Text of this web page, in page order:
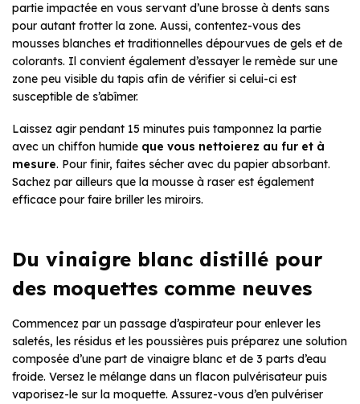
partie impactée en vous servant d’une brosse à dents sans
pour autant frotter la zone. Aussi, contentez-vous des
mousses blanches et traditionnelles dépourvues de gels et de
colorants. Il convient également d’essayer le remède sur une
zone peu visible du tapis afin de vérifier si celui-ci est
susceptible de s’abîmer.
Laissez agir pendant 15 minutes puis tamponnez la partie
avec un chiffon humide que vous nettoierez au fur et à
mesure. Pour finir, faites sécher avec du papier absorbant.
Sachez par ailleurs que la mousse à raser est également
efficace pour faire briller les miroirs.
Du vinaigre blanc distillé pour
des moquettes comme neuves
Commencez par un passage d’aspirateur pour enlever les
saletés, les résidus et les poussières puis préparez une solution
composée d’une part de vinaigre blanc et de 3 parts d’eau
froide. Versez le mélange dans un flacon pulvérisateur puis
vaporisez-le sur la moquette. Assurez-vous d’en pulvériser